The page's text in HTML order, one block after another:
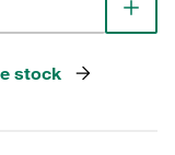
stock